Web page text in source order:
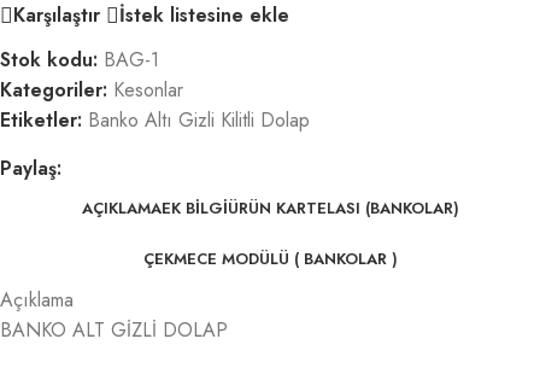
Karşılaştır
İstek listesine ekle
Stok kodu: BAG-1
Kategoriler: Kesonlar
Etiketler: Banko Altı Gizli Kilitli Dolap
Paylaş:
AÇIKLAMAEK BILGIÜRÜN KARTELASI (BANKOLAR)
ÇEKMECE MODÜLÜ ( BANKOLAR )
Açıklama
BANKO ALT GİZLİ DOLAP